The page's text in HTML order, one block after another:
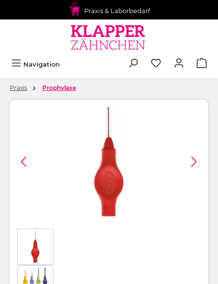
Praxis & Laborbedarf
Navigation
Praxis Prophylaxe